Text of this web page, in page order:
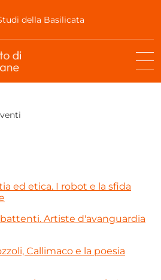
della Basilicata
ed etica. I robot e la sfida
Artiste d'avanguardia
Callimaco e la poesia